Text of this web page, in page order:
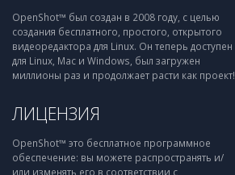
OpenShot™ был создан в 2008 году, с целью
создания бесплатного, простого, открытого
видеоредактора для Linux. Он теперь доступен
для Linux, Mac и Windows, был загружен
миллионы раз и продолжает расти как проект!
ЛИЦЕНЗИЯ
OpenShot™ это бесплатное программное
обеспечение: вы можете распространять и/
или изменять его в соответствии с